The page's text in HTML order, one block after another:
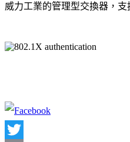
威力工業的管理型交換器，